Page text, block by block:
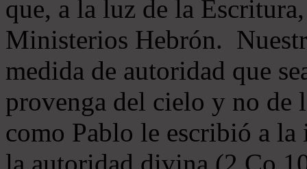
que, a la luz de la
Ministerios Hebrón.
medida de autoridad que
provenga del cielo y no de
como Pablo le escribió a